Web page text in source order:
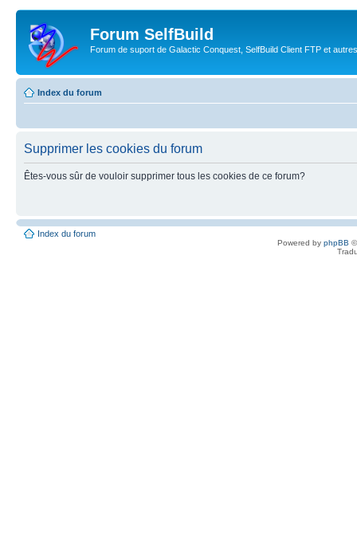
Forum SelfBuild
Forum de suport de Galactic Conquest, SelfBuild Client FTP et
Index du forum
Supprimer les cookies du forum
Êtes-vous sûr de vouloir supprimer tous les cookies de ce forum?
Index du forum
Powered by phpBB